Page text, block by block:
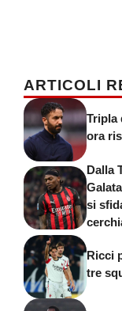
ARTICOLI
Tripla
ora
Dalla
si
Ricci
tre